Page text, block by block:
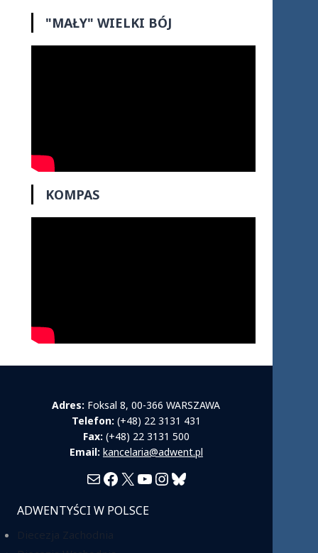
"MAŁY" WIELKI BÓJ
KOMPAS
Adres: Foksal 8, 00-366 WARSZAWA
Telefon: (+48) 22 3131 431
Fax: (+48) 22 3131 500
Email: kancelaria@adwent.pl
MailFacebook
X YouTube
Instagram
Bluesky
ADWENTYŚCI W POLSCE